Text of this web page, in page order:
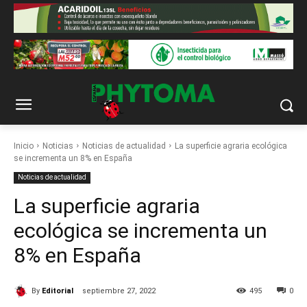
Inicio Noticias Noticias de actualidad
La superficie agraria ecológica
se incrementa un 8% en España
Noticias de actualidad
La superficie agraria
ecológica se incrementa un
8% en España
By Editorial septiembre 27, 2022 0
495